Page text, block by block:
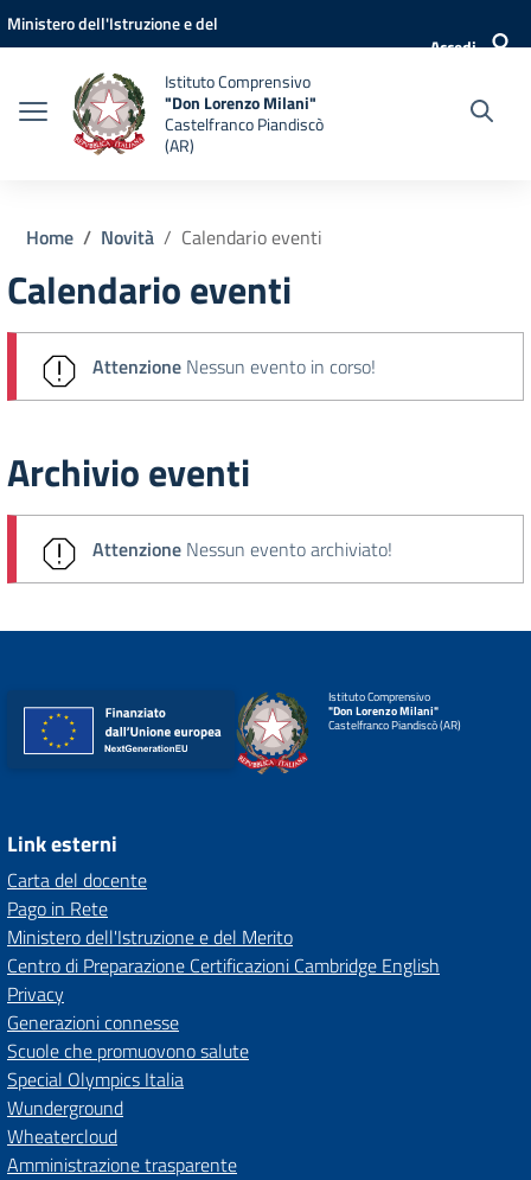
Vai ai contenuti
Vai al menu di navigazione
Vai al footer
Ministero dell'Istruzione e del
Accedi
Istituto Comprensivo
"Don Lorenzo Milani"
Castelfranco Piandiscò
(AR)
Home Novità Calendario eventi
Calendario eventi
Attenzione Nessun evento in corso!
Archivio eventi
Attenzione Nessun evento archiviato!
Istituto Comprensivo
"Don Lorenzo Milani"
Castelfranco Piandiscò (AR)
Link esterni
Carta del docente
Pago in Rete
Ministero dell'Istruzione e del Merito
Centro di Preparazione Certificazioni Cambridge English
Privacy
Generazioni connesse
Scuole che promuovono salute
Special Olympics Italia
Wunderground
Wheatercloud
Amministrazione trasparente